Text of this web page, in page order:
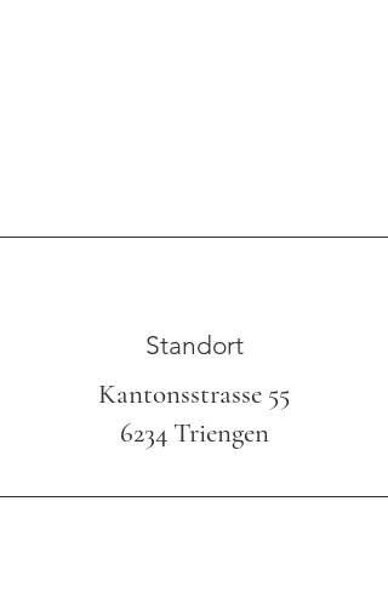
Standort
Kantonsstrasse 55
6234 Triengen